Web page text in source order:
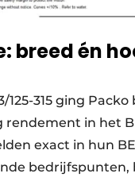
breed én
315 ging
rendement in het
exact in hun